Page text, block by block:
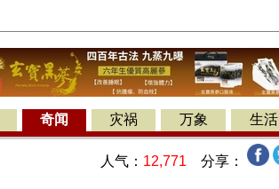
奇闻 灾祸 万象 生活
人气： 12,771 分享：